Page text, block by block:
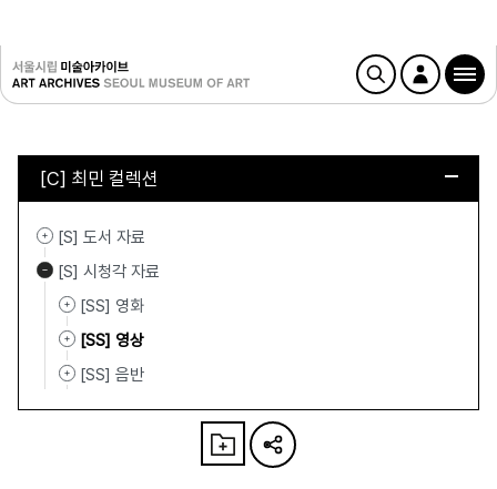
[C] 최민 컬렉션
[S] 도서 자료
[S] 시청각 자료
[SS] 영화
[SS] 영상
[SS] 음반